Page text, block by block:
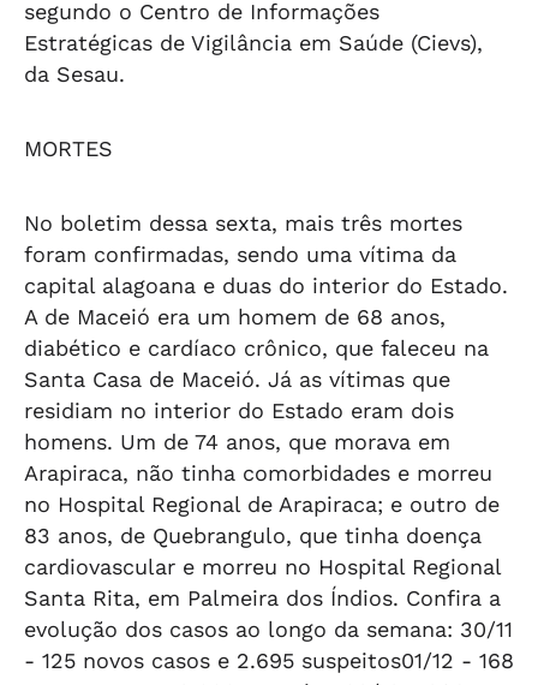
segundo o Centro de Informações
Estratégicas de Vigilância em Saúde (Cievs),
da Sesau.
MORTES
No boletim dessa sexta, mais três mortes
foram confirmadas, sendo uma vítima da
capital alagoana e duas do interior do Estado.
A de Maceió era um homem de 68 anos,
diabético e cardíaco crônico, que faleceu na
Santa Casa de Maceió. Já as vítimas que
residiam no interior do Estado eram dois
homens. Um de 74 anos, que morava em
Arapiraca, não tinha comorbidades e morreu
no Hospital Regional de Arapiraca; e outro de
83 anos, de Quebrangulo, que tinha doença
cardiovascular e morreu no Hospital Regional
Santa Rita, em Palmeira dos Índios. Confira a
evolução dos casos ao longo da semana: 30/11
- 125 novos casos e 2.695 suspeitos01/12 - 168